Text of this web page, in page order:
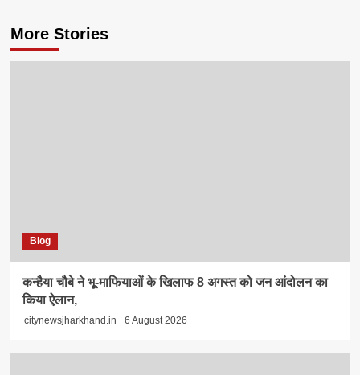
More Stories
Blog
कन्हैया चौबे ने भू-माफियाओं के खिलाफ 8 अगस्त को जन आंदोलन का
किया ऐलान,
citynewsjharkhand.in 6 August 2026